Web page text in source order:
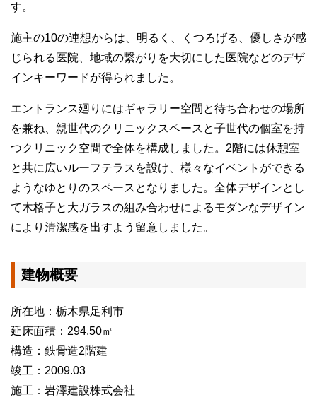
す。
施主の10の連想からは、明るく、くつろげる、優しさが感
じられる医院、地域の繋がりを大切にした医院などのデザ
インキーワードが得られました。
エントランス廻りにはギャラリー空間と待ち合わせの場所
を兼ね、親世代のクリニックスペースと子世代の個室を持
つクリニック空間で全体を構成しました。2階には休憩室
と共に広いルーフテラスを設け、様々なイベントができる
ようなゆとりのスペースとなりました。全体デザインとし
て木格子と大ガラスの組み合わせによるモダンなデザイン
により清潔感を出すよう留意しました。
建物概要
所在地：栃木県足利市
延床面積：294.50㎡
構造：鉄骨造2階建
竣工：2009.03
施工：岩澤建設株式会社